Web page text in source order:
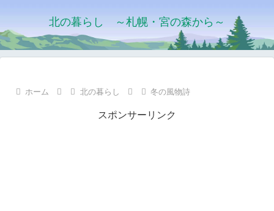
北の暮らし ～札幌・宮の森から～
ホーム 北の暮らし 冬の風物詩
スポンサーリンク